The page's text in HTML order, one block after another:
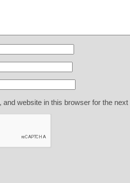
and website in this browser for the